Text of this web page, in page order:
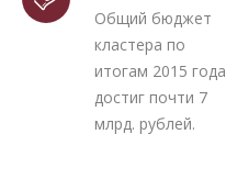
Общий бюджет
кластера по
итогам 2015 года
достиг почти 7
млрд. рублей.